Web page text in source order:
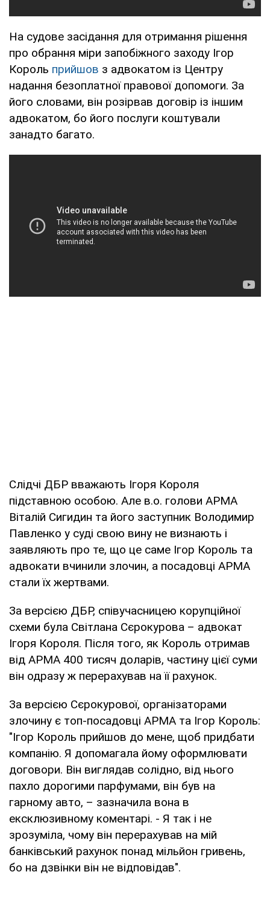
На судове засідання для отримання рішення
про обрання міри запобіжного заходу Ігор
Король прийшов з адвокатом із Центру
надання безоплатної правової допомоги. За
його словами, він розірвав договір із іншим
адвокатом, бо його послуги коштували
занадто багато.
Слідчі ДБР вважають Ігоря Короля
підставною особою. Але в.о. голови АРМА
Віталій Сигидин та його заступник Володимир
Павленко у суді свою вину не визнають і
заявляють про те, що це саме Ігор Король та
адвокати вчинили злочин, а посадовці АРМА
стали їх жертвами.
За версією ДБР, співучасницею корупційної
схеми була Світлана Сєрокурова – адвокат
Ігоря Короля. Після того, як Король отримав
від АРМА 400 тисяч доларів, частину цієї суми
він одразу ж перерахував на її рахунок.
За версією Сєрокурової, організаторами
злочину є топ-посадовці АРМА та Ігор Король:
"Ігор Король прийшов до мене, щоб придбати
компанію. Я допомагала йому оформлювати
договори. Він виглядав солідно, від нього
пахло дорогими парфумами, він був на
гарному авто, – зазначила вона в
ексклюзивному коментарі. - Я так і не
зрозуміла, чому він перерахував на мій
банківський рахунок понад мільйон гривень,
бо на дзвінки він не відповідав".